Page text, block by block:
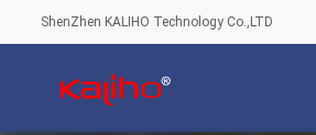
ShenZhen KALIHO Technology Co.,LTD